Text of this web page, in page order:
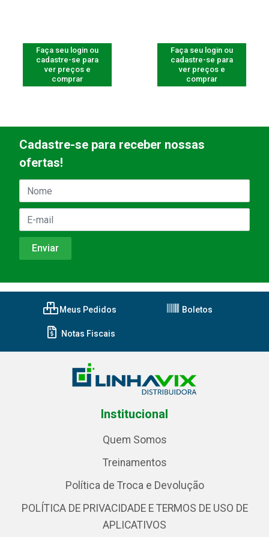
Faça seu login ou
cadastre-se para
ver preços e
comprar
Faça seu login ou
cadastre-se para
ver preços e
comprar
Cadastre-se para receber nossas
ofertas!
Meus Pedidos Boletos
Notas Fiscais
Institucional
Quem Somos
Treinamentos
Política de Troca e Devolução
POLÍTICA DE PRIVACIDADE E TERMOS DE USO DE
APLICATIVOS